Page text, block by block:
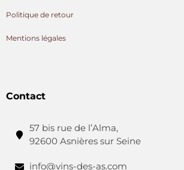
Politique de retour
Mentions légales
Contact
57 bis rue de l’Alma,
92600 Asnières sur Seine
info@vins-des-as.com